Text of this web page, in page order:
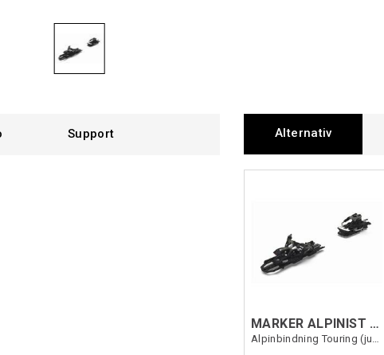
Support Alternativ
MARKER ALPINIST 9 DEMO 105MM Svart/Grå
Alpinbindning Touring (justerbar)